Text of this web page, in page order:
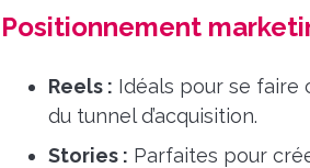
Positionnement
Reels : Idéals pour se faire
du tunnel d’acquisition.
Stories : Parfaites pour